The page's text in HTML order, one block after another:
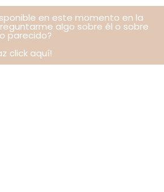
en este momento en la
algo sobre él o sobre
parecido?
click aquí!